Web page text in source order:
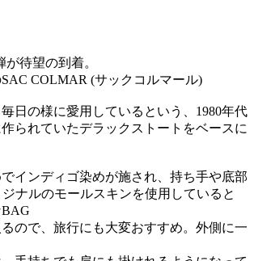
が待望の到着。
COLMAR (サックコルマール)
日の様に愛用しているという、1980年代
られていたデラックストートをベースに
インディゴ染めが施され、持ち手や底部
ナルのモールスキンを使用していると
ので、旅行にも大変おすすめ。外側に一